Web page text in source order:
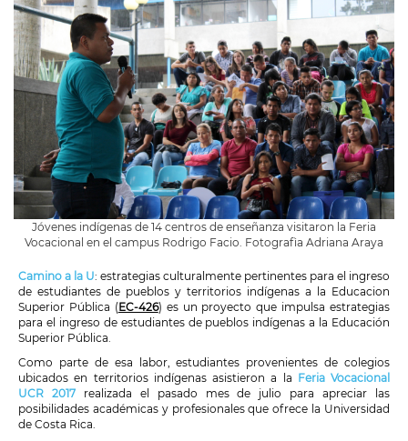
Jóvenes indígenas de 14 centros de enseñanza visitaron la Feria
Vocacional en el campus Rodrigo Facio. Fotografìa Adriana Araya
Camino a la U: estrategias culturalmente pertinentes para el ingreso
de estudiantes de pueblos y territorios indígenas a la Educacion
Superior Pública (EC-426) es un proyecto que impulsa estrategias
para el ingreso de estudiantes de pueblos indígenas a la Educación
Superior Pública.
Como parte de esa labor, estudiantes provenientes de colegios
ubicados en territorios indígenas asistieron a la Feria Vocacional
UCR 2017realizada el pasado mes de julio para apreciar las
posibilidades académicas y profesionales que ofrece la Universidad
de Costa Rica.